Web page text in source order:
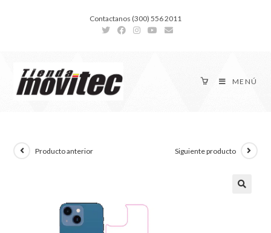
Contactanos (300) 556 2011
MENÚ
Producto anterior Siguiente producto